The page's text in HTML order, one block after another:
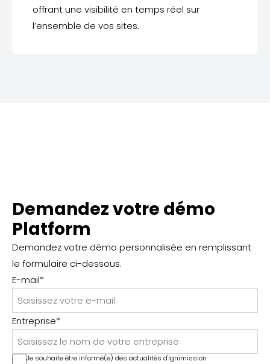
offrant une visibilité en temps réel sur
l’ensemble de vos sites.
Demandez votre démo
Platform
Demandez votre démo personnalisée en remplissant
le formulaire ci-dessous.
E-mail*
Entreprise*
Je souhaite être informé(e) des actualités d'Ignimission